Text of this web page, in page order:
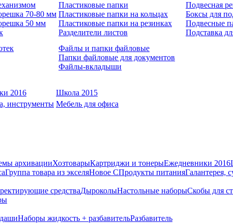
70-80 мм
50 мм
Пластиковые папки
Пластиковые папки на кольцах
Пластиковые папки на резинках
Разделители листов
Подвесная
Боксы для
Подвесные
Подставка
Файлы и папки файловые
Папки файловые для документов
Файлы-вкладыши
2016
Школа 2015
инструменты Мебель для офиса
архивацииХозтоварыКартриджи и тонерыЕжедневники 2016
Группа товара из экселяНовое СПродукты питанияГалантерея,
средстваДыроколыНастольные наборыСкобы для
Наборы жидкость + разбавительРазбавитель